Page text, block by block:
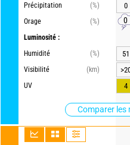
Précipitation
(%)
Orage
(%)
Luminosité :
Humidité
(%)
Visibilité
(km)
UV
Comparer les
0
0
51
4